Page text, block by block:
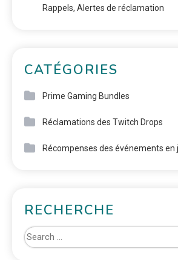
Rappels, Alertes de réclamation
CATÉGORIES
Prime Gaming Bundles
Réclamations des Twitch Drops
Récompenses des événements en
RECHERCHE